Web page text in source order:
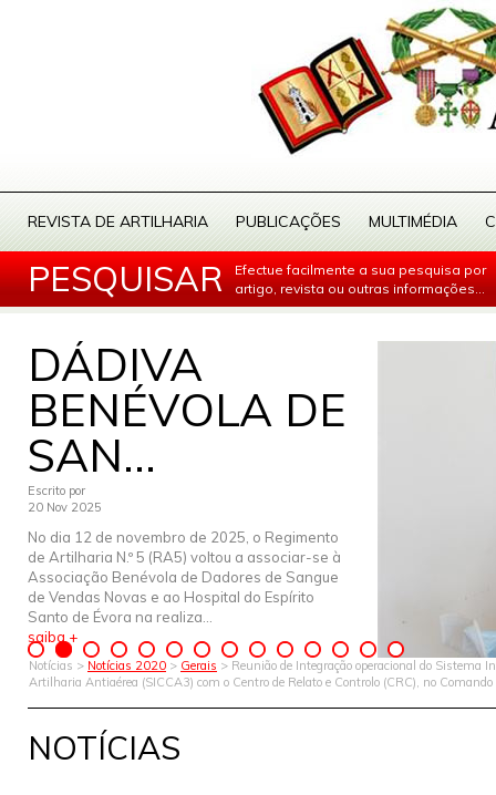
REVISTA DE ARTILHARIA PUBLICAÇÕES MULTIMÉDIA
PESQUISAR
Efectue facilmente a sua pesquisa por
artigo, revista ou outras informações...
DÁDIVA
BENÉVOLA DE
SAN...
Escrito por
20 Nov 2025
No dia 12 de novembro de 2025, o Regimento
de Artilharia N.º 5 (RA5) voltou a associar-se à
Associação Benévola de Dadores de Sangue
de Vendas Novas e ao Hospital do Espírito
Santo de Évora na realiza...
saiba +
Notícias > Notícias 2020 > Gerais > Reunião de Integração operacional do Sistema
Artilharia Antiaérea (SICCA3) com o Centro de Relato e Controlo (CRC), no Comando
NOTÍCIAS